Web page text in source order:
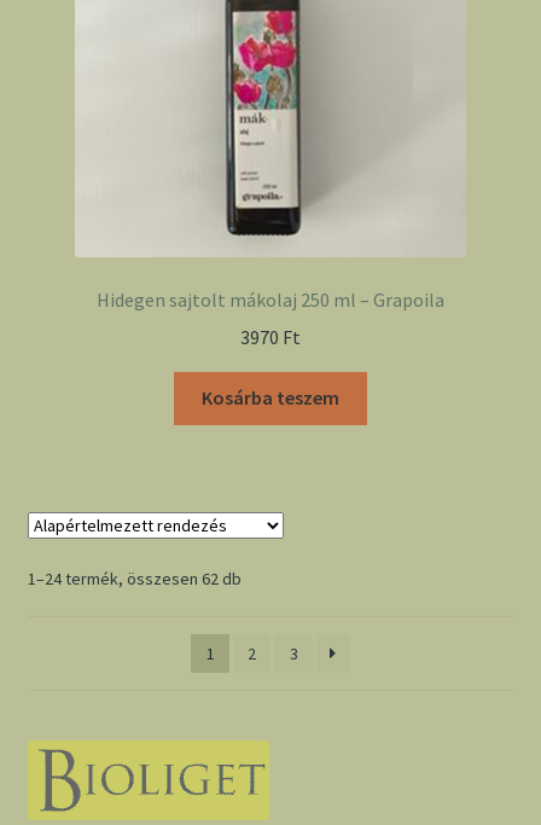
Hidegen sajtolt mákolaj 250 ml – Grapoila
3970 Ft
Kosárba teszem
1–24 termék, összesen 62 db
1 2 3